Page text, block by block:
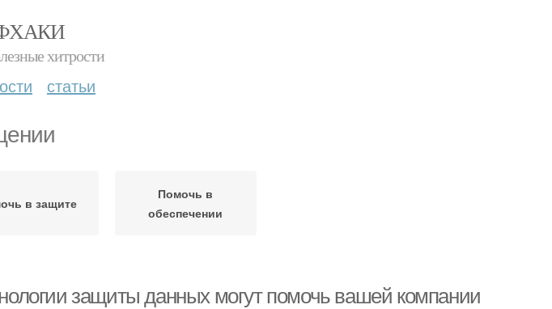
хитрости
статьи
в защите
Помочь в
обеспечении
защиты данных могут помочь вашей компании